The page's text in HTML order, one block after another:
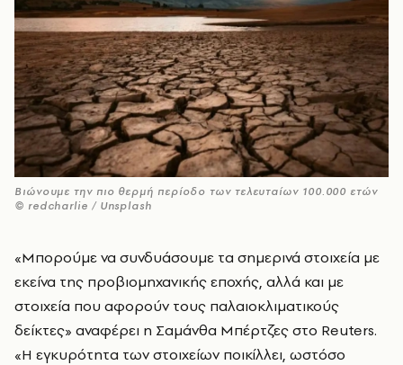
Βιώνουμε την πιο θερμή περίοδο των τελευταίων 100.000 ετών
© redcharlie / Unsplash
«Μπορούμε να συνδυάσουμε τα σημερινά στοιχεία με
εκείνα της προβιομηχανικής εποχής, αλλά και με
στοιχεία που αφορούν τους παλαιοκλιματικούς
δείκτες» αναφέρει η Σαμάνθα Μπέρτζες στο Reuters.
«Η εγκυρότητα των στοιχείων ποικίλλει, ωστόσο